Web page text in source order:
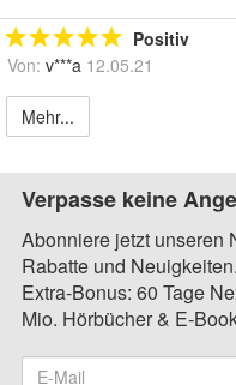
Positiv
Von: v***a 12.05.21
Mehr...
Verpasse keine
Abonniere jetzt unseren
Rabatte und Neuigkeiten.
Extra-Bonus: 60 Tage
Mio. Hörbücher & E-